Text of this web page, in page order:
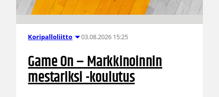
Koripalloliitto 03.08.2026 15:25
Game On – Markkinoinnin
mestariksi -koulutus